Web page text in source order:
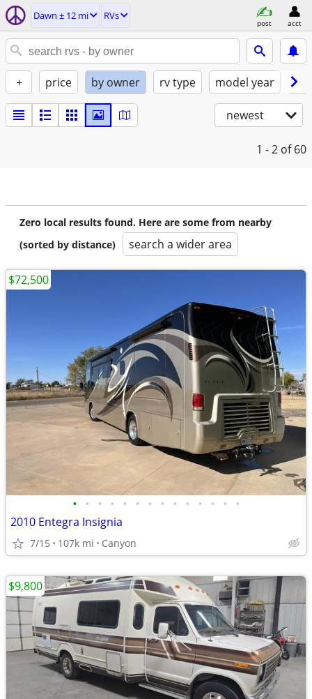
Dawn ± 12 mi RVs
post acct
+ price by owner rv type model year
newest
1 - 2 of 60
Zero local results found. Here are some from nearby
(sorted by distance)
search a wider area
• • • • • • • • • • • • • •
2010 Entegra Insignia
7/15 107k mi Canyon
$72,500
$9,800